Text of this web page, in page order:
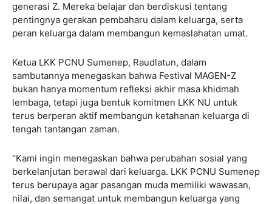
generasi Z. Mereka belajar dan berdiskusi tentang
pentingnya gerakan pembaharu dalam keluarga, serta
peran keluarga dalam membangun kemaslahatan umat.
Ketua LKK PCNU Sumenep, Raudlatun, dalam
sambutannya menegaskan bahwa Festival MAGEN-Z
bukan hanya momentum refleksi akhir masa khidmah
lembaga, tetapi juga bentuk komitmen LKK NU untuk
terus berperan aktif membangun ketahanan keluarga di
tengah tantangan zaman.
“Kami ingin menegaskan bahwa perubahan sosial yang
berkelanjutan berawal dari keluarga. LKK PCNU Sumenep
terus berupaya agar pasangan muda memiliki wawasan,
nilai, dan semangat untuk membangun keluarga yang